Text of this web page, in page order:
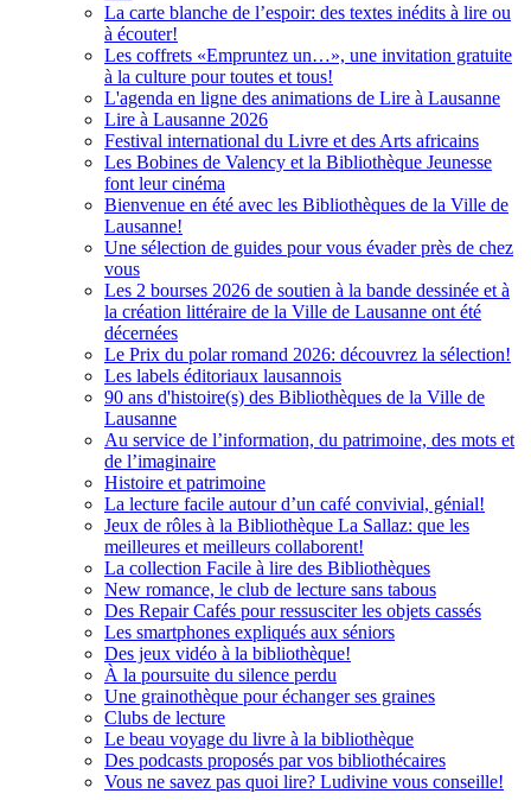
La carte blanche de l’espoir: des textes inédits à lire ou
à écouter!
Les coffrets «Empruntez un…», une invitation gratuite
à la culture pour toutes et tous!
L'agenda en ligne des animations de Lire à Lausanne
Lire à Lausanne 2026
Festival international du Livre et des Arts africains
Les Bobines de Valency et la Bibliothèque Jeunesse
font leur cinéma
Bienvenue en été avec les Bibliothèques de la Ville de
Lausanne!
Une sélection de guides pour vous évader près de chez
vous
Les 2 bourses 2026 de soutien à la bande dessinée et à
la création littéraire de la Ville de Lausanne ont été
décernées
Le Prix du polar romand 2026: découvrez la sélection!
Les labels éditoriaux lausannois
90 ans d'histoire(s) des Bibliothèques de la Ville de
Lausanne
Au service de l’information, du patrimoine, des mots et
de l’imaginaire
Histoire et patrimoine
La lecture facile autour d’un café convivial, génial!
Jeux de rôles à la Bibliothèque La Sallaz: que les
meilleures et meilleurs collaborent!
La collection Facile à lire des Bibliothèques
New romance, le club de lecture sans tabous
Des Repair Cafés pour ressusciter les objets cassés
Les smartphones expliqués aux séniors
Des jeux vidéo à la bibliothèque!
À la poursuite du silence perdu
Une grainothèque pour échanger ses graines
Clubs de lecture
Le beau voyage du livre à la bibliothèque
Des podcasts proposés par vos bibliothécaires
Vous ne savez pas quoi lire? Ludivine vous conseille!